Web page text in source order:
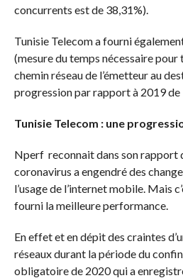
concurrents est de 38,31%).
Tunisie Telecom a fourni
(mesure du temps nécessaire pour
chemin réseau de l’émetteur au
progression par rapport à 2019 de
Tunisie Telecom : une
Nperf reconnait dans son rapport
coronavirus a engendré des
l’usage de l’internet mobile. Mais
fourni la meilleure performance.
En effet et en dépit des craintes
réseaux durant la période du
obligatoire de 2020 qui a